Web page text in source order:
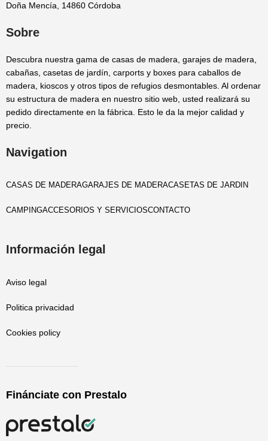
Doña Mencía, 14860 Córdoba
Sobre
Descubra nuestra gama de casas de madera, garajes de madera,
cabañas, casetas de jardín, carports y boxes para caballos de
madera, kioscos y otros tipos de refugios desmontables. Al ordenar
su estructura de madera en nuestro sitio web, usted realizará su
pedido directamente en la fábrica. Esto le da la mejor calidad y
precio.
Navigation
CASAS DE MADERAGARAJES DE MADERACASETAS DE JARDIN
CAMPINGACCESORIOS Y SERVICIOSCONTACTO
Información legal
Aviso legal
Politica privacidad
Cookies policy
Finánciate con Prestalo